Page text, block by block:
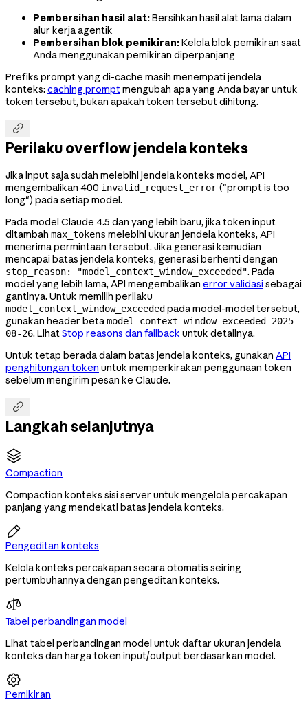
Pembersihan hasil alat:Bersihkan hasil alat lama dalam
alur kerja agentik
Pembersihan blok pemikiran:Kelola blok pemikiran saat
Anda menggunakan pemikiran diperpanjang
Prefiks prompt yang di-cache masih menempati jendela
konteks: caching promptmengubah apa yang Anda bayar untuk
token tersebut, bukan apakah token tersebut dihitung.

Perilaku overflow jendela konteks
Jika input saja sudah melebihi jendela konteks model, API
mengembalikan 400 invalid_request_error ("prompt is too
long") pada setiap model.
Pada model Claude 4.5 dan yang lebih baru, jika token input
ditambah max_tokens melebihi ukuran jendela konteks, API
menerima permintaan tersebut. Jika generasi kemudian
mencapai batas jendela konteks, generasi berhenti dengan
stop_reason: "model_context_window_exceeded". Pada
model yang lebih lama, API mengembalikan error validasi sebagai
gantinya. Untuk memilih perilaku
model_context_window_exceeded pada model-model tersebut,
gunakan header betamodel-context-window-exceeded-2025-
08-26. LihatStop reasons dan fallback untuk detailnya.
Untuk tetap berada dalam batas jendela konteks, gunakan API
penghitungan token untuk memperkirakan penggunaan token
sebelum mengirim pesan ke Claude.

Langkah selanjutnya
Compaction
Compaction konteks sisi server untuk mengelola percakapan
panjang yang mendekati batas jendela konteks.

Pengeditan konteks
Kelola konteks percakapan secara otomatis seiring
pertumbuhannya dengan pengeditan konteks.
Tabel perbandingan model
Lihat tabel perbandingan model untuk daftar ukuran jendela
konteks dan harga token input/output berdasarkan model.

Pemikiran